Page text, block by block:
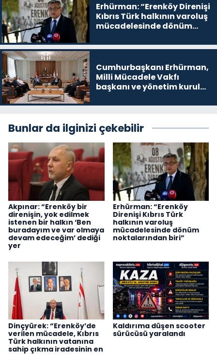
Erhürman: “Erenköy Direnişi
Kıbrıs Türk halkının varoluş
mücadelesinde dönüm
Cumhurbaşkanı Erhürman,
Milli Mücadele Vakfı
başkanı ve yönetim kurulu
Bunlar da ilginizi çekebilir
Akpınar: “Erenköy bir
direnişin, yok edilmek
istenen bir halkın ‘Ben
buradayım ve var olmaya
devam edeceğim’ dediği
yer
Erhürman: “Erenköy
Direnişi Kıbrıs Türk
halkının varoluş
mücadelesinde dönüm
noktalarından biri”
Dinçyürek: “Erenköy’de
verilen mücadele, Kıbrıs
Türk halkının vatanına
sahip çıkma iradesinin en
Kaldırıma düşen scooter
sürücüsü yaralandı